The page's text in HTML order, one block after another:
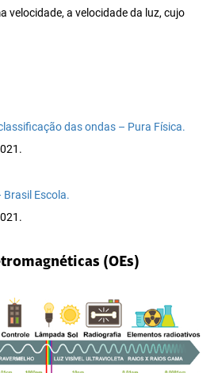
velocidade, a velocidade da luz, cujo
das ondas – Pura Física.
Escola.
(OEs)